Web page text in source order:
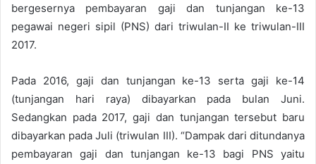
bergesernya pembayaran gaji dan tunjangan ke-13
pegawai negeri sipil (PNS) dari triwulan-II ke triwulan-III
2017.
Pada 2016, gaji dan tunjangan ke-13 serta gaji ke-14
(tunjangan hari raya) dibayarkan pada bulan Juni.
Sedangkan pada 2017, gaji dan tunjangan tersebut baru
dibayarkan pada Juli (triwulan III). “Dampak dari ditundanya
pembayaran gaji dan tunjangan ke-13 bagi PNS yaitu